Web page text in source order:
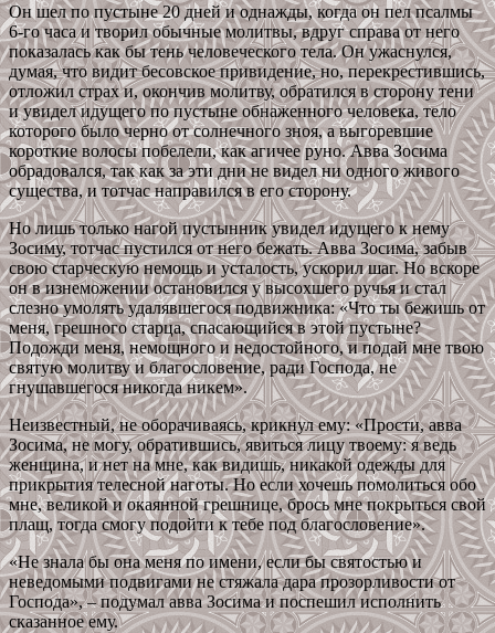
Он шел по пустыне 20 дней и однажды, когда он пел псалмы
6-го часа и творил обычные молитвы, вдруг справа от него
показалась как бы тень человеческого тела. Он ужаснулся,
думая, что видит бесовское привидение, но, перекрестившись,
отложил страх и, окончив молитву, обратился в сторону тени
и увидел идущего по пустыне обнаженного человека, тело
которого было черно от солнечного зноя, а выгоревшие
короткие волосы побелели, как агичее руно. Авва Зосима
обрадовался, так как за эти дни не видел ни одного живого
существа, и тотчас направился в его сторону.
Но лишь только нагой пустынник увидел идущего к нему
Зосиму, тотчас пустился от него бежать. Авва Зосима, забыв
свою старческую немощь и усталость, ускорил шаг. Но вскоре
он в изнеможении остановился у высохшего ручья и стал
слезно умолять удалявшегося подвижника: «Что ты бежишь от
меня, грешного старца, спасающийся в этой пустыне?
Подожди меня, немощного и недостойного, и подай мне твою
святую молитву и благословение, ради Господа, не
гнушавшегося никогда никем».
Неизвестный, не оборачиваясь, крикнул ему: «Прости, авва
Зосима, не могу, обратившись, явиться лицу твоему: я ведь
женщина, и нет на мне, как видишь, никакой одежды для
прикрытия телесной наготы. Но если хочешь помолиться обо
мне, великой и окаянной грешнице, брось мне покрыться свой
плащ, тогда смогу подойти к тебе под благословение».
«Не знала бы она меня по имени, если бы святостью и
неведомыми подвигами не стяжала дара прозорливости от
Господа», – подумал авва Зосима и поспешил исполнить
сказанное ему.